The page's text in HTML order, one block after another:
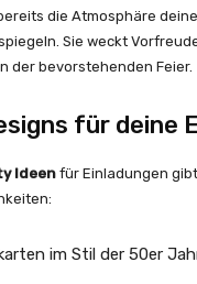
die Atmosphäre
Sie weckt
der bevorstehenden Feier.
für deine
Ideen für Einladungen
im Stil der 50er